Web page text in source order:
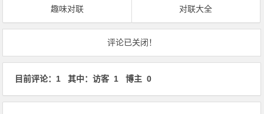
趣味对联
对联大全
评论已关闭！
目前评论：1 其中：访客 1 博主 0